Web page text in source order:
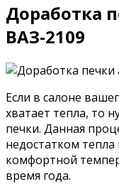
Доработка
ВАЗ-2109
Если в салоне
хватает тепла, то
печки. Данная
недостатком тепла
комфортной
время года.